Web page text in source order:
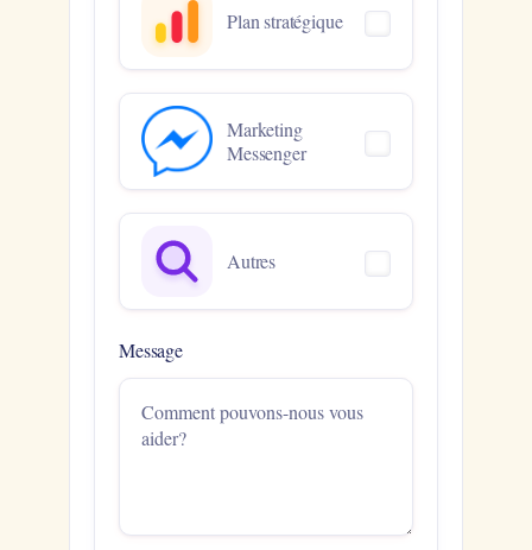
Plan stratégique
Marketing
Messenger
Autres
Message